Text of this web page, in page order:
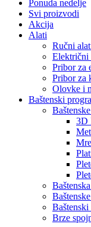
Ponuda nedelje
Svi proizvodi
Akcija
Alati
Ručni
Električni
Pribor za
Pribor za
Olovke i
Baštenski
3D
Brze